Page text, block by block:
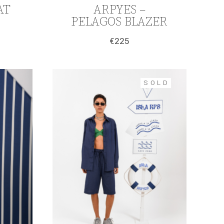
ARPYES –
PELAGOS BLAZER
€225
SOLD